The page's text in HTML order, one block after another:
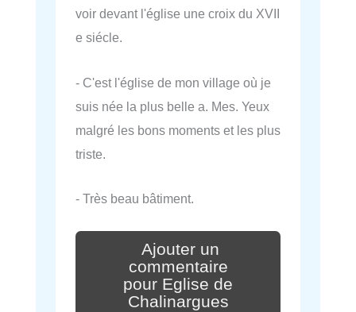
voir devant l'église une croix du XVII
e siécle.
- C'est l'église de mon village où je
suis née la plus belle a. Mes. Yeux
malgré les bons moments et les plus
triste.
- Très beau bâtiment.
Ajouter un
commentaire
pour Eglise de
Chalinargues